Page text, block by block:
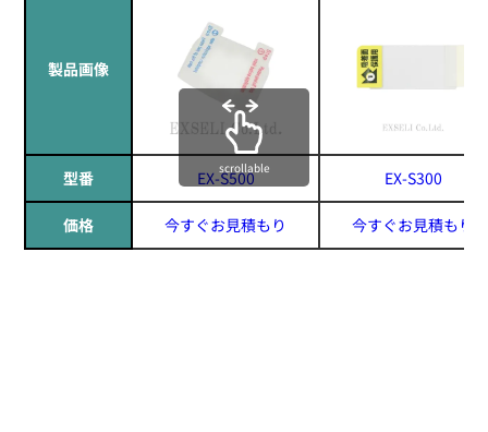
製品画像
型番 EX-S500 EX-S300
価格 今すぐお見積もり 今すぐお見積もり
scrollable